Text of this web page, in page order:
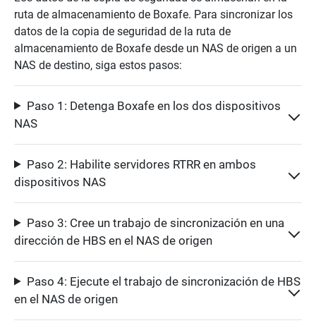
ruta de almacenamiento de Boxafe. Para sincronizar los
datos de la copia de seguridad de la ruta de
almacenamiento de Boxafe desde un NAS de origen a un
NAS de destino, siga estos pasos:
Paso 1: Detenga Boxafe en los dos dispositivos
NAS
Paso 2: Habilite servidores RTRR en ambos
dispositivos NAS
Paso 3: Cree un trabajo de sincronización en una
dirección de HBS en el NAS de origen
Paso 4: Ejecute el trabajo de sincronización de HBS
en el NAS de origen